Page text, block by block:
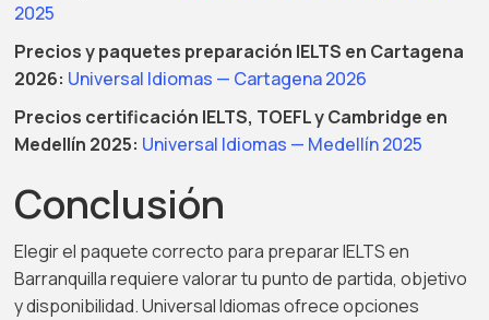
2025
Precios y paquetes preparación IELTS en Cartagena
2026: Universal Idiomas — Cartagena 2026
Precios certificación IELTS, TOEFL y Cambridge en
Medellín 2025: Universal Idiomas — Medellín 2025
Conclusión
Elegir el paquete correcto para preparar IELTS en
Barranquilla requiere valorar tu punto de partida, objetivo
y disponibilidad. Universal Idiomas ofrece opciones